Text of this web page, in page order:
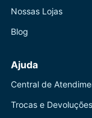
Nossas Lojas
Blog
Ajuda
Central de
Trocas e Devoluções